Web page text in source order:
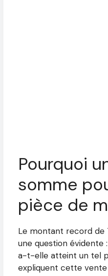
Pourquoi
somme
pièce de
Le montant record
une question
a-t-elle atteint un tel
expliquent cette